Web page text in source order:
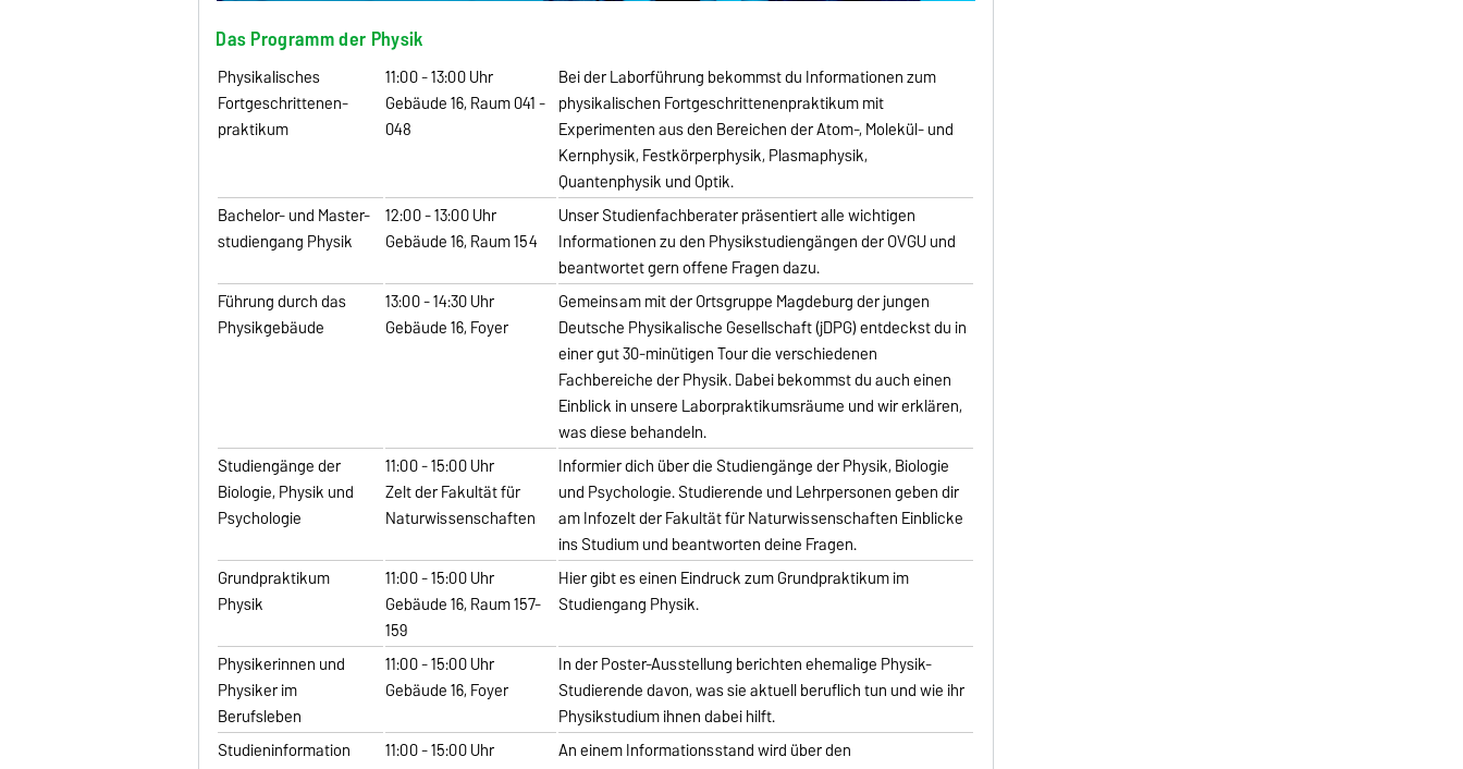
Das Programm der Physik
Physikalisches
Fortgeschrittenen-
praktikum
11:00 - 13:00 Uhr
Gebäude 16, Raum 041 -
048
Bei der Laborführung bekommst du Informationen zum
physikalischen Fortgeschrittenenpraktikum mit
Experimenten aus den Bereichen der Atom-, Molekül- und
Kernphysik, Festkörperphysik, Plasmaphysik,
Quantenphysik und Optik.
Bachelor- und Master-
studiengang Physik
12:00 - 13:00 Uhr
Gebäude 16, Raum 154
Unser Studienfachberater präsentiert alle wichtigen
Informationen zu den Physikstudiengängen der OVGU und
beantwortet gern offene Fragen dazu.
Führung durch das
Physikgebäude
13:00 - 14:30 Uhr
Gebäude 16, Foyer
Gemeinsam mit der Ortsgruppe Magdeburg der jungen
Deutsche Physikalische Gesellschaft (jDPG) entdeckst du in
einer gut 30-minütigen Tour die verschiedenen
Fachbereiche der Physik. Dabei bekommst du auch einen
Einblick in unsere Laborpraktikumsräume und wir erklären,
was diese behandeln.
Studiengänge der
Biologie, Physik und
Psychologie
11:00 - 15:00 Uhr
Zelt der Fakultät für
Naturwissenschaften
Informier dich über die Studiengänge der Physik, Biologie
und Psychologie. Studierende und Lehrpersonen geben dir
am Infozelt der Fakultät für Naturwissenschaften Einblicke
ins Studium und beantworten deine Fragen.
Grundpraktikum
Physik
11:00 - 15:00 Uhr
Gebäude 16, Raum 157-
159
Hier gibt es einen Eindruck zum Grundpraktikum im
Studiengang Physik.
Physikerinnen und
Physiker im
Berufsleben
11:00 - 15:00 Uhr
Gebäude 16, Foyer
In der Poster-Ausstellung berichten ehemalige Physik-
Studierende davon, was sie aktuell beruflich tun und wie ihr
Physikstudium ihnen dabei hilft.
Studieninformation
11:00 - 15:00 Uhr
An einem Informationsstand wird über den